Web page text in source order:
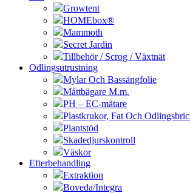
Growtent
HOMEbox®
Mammoth
Secret Jardin
Tillbehör / Scrog / Växtnät
Odlingsutrustning
Mylar Och Bassängfolie
Måttbägare M.m.
PH – EC-mätare
Plastkrukor, Fat Och
Plantstöd
Skadedjurskontroll
Väskor
Efterbehandling
Extraktion
Boveda/Integra